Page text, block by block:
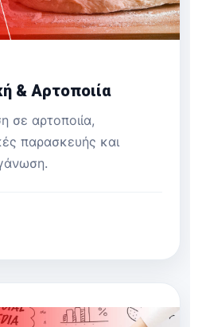
& Αρτοποιία
σε αρτοποιία,
παρασκευής και